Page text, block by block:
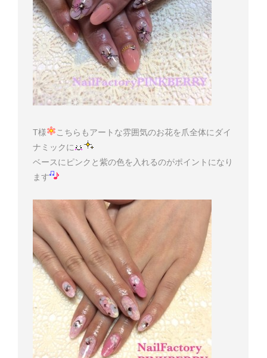
T様
こちらもアートな雰囲気のお花を爪全体にダイ
ナミックに
ベースにピンクと紫の色を入れるのがポイントになり
ます